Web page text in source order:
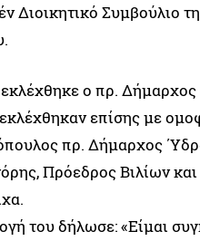
Διοικητικό
εκλέχθηκε ο πρ.
επίσης με
πρ. Δήμαρχος
Πρόεδρος Βιλίων
του δήλωσε: «Είμαι